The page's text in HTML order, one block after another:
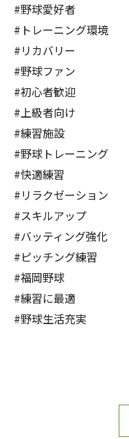
#野球愛好者
#トレーニング環境
#リカバリー
#野球ファン
#初心者歓迎
#上級者向け
#練習施設
#野球トレーニング
#快適練習
#リラクゼーション
#スキルアップ
#バッティング強化
#ピッチング練習
#福岡野球
#練習に最適
#野球生活充実